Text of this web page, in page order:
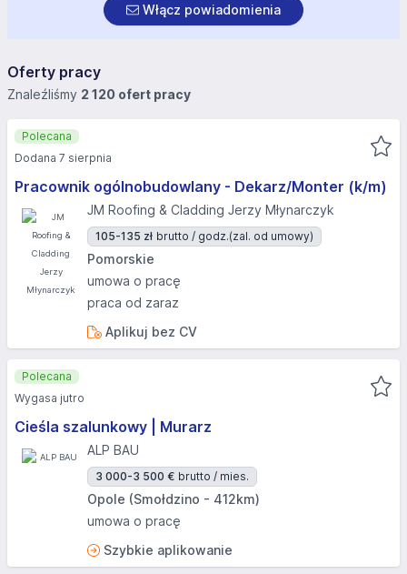
Włącz powiadomienia
Oferty pracy
Znaleźliśmy 2 120 ofert pracy
Pracownik ogólnobudowlany - Dekarz/Monter (k/m)
JM Roofing & Cladding Jerzy Młynarczyk
105-135 zł brutto / godz.(zal. od umowy)
Pomorskie
umowa o pracę
praca od zaraz
Aplikuj bez CV
Polecana
Dodana 7 sierpnia
Cieśla szalunkowy | Murarz
ALP BAU
3 000-3 500 € brutto / mies.
Opole (Smołdzino - 412km)
umowa o pracę
Szybkie aplikowanie
Polecana
Wygasa jutro